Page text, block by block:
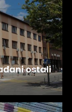
ostali